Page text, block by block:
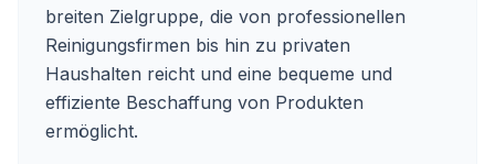
breiten Zielgruppe, die von professionellen
Reinigungsfirmen bis hin zu privaten
Haushalten reicht und eine bequeme und
effiziente Beschaffung von Produkten
ermöglicht.